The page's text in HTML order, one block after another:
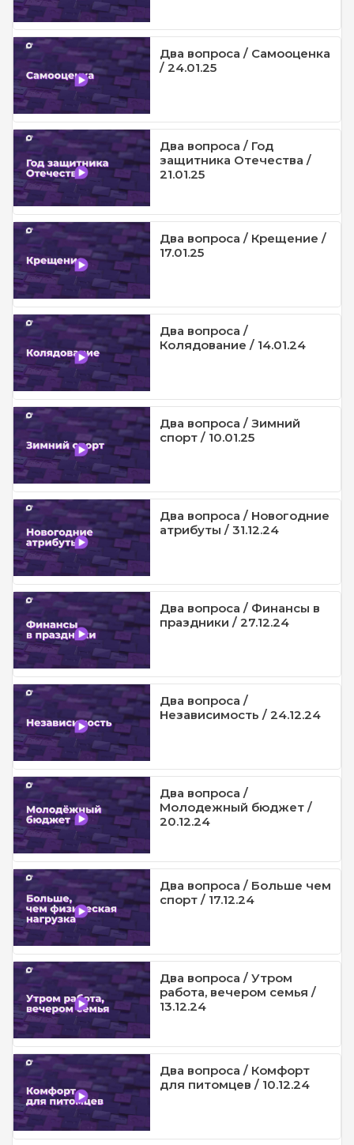
Два вопроса / Самооценка
/ 24.01.25
Два вопроса / Год
защитника Отечества /
21.01.25
Два вопроса / Крещение /
17.01.25
Два вопроса /
Колядование / 14.01.24
Два вопроса / Зимний
спорт / 10.01.25
Два вопроса / Новогодние
атрибуты / 31.12.24
Два вопроса / Финансы в
праздники / 27.12.24
Два вопроса /
Независимость / 24.12.24
Два вопроса /
Молодежный бюджет /
20.12.24
Два вопроса / Больше чем
спорт / 17.12.24
Два вопроса / Утром
работа, вечером семья /
13.12.24
Два вопроса / Комфорт
для питомцев / 10.12.24